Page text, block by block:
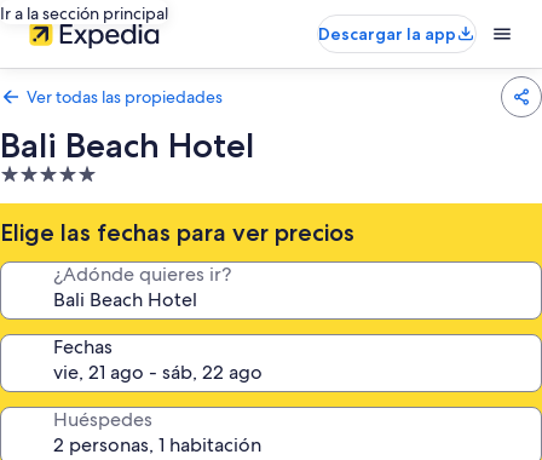
Ir a la sección principal
Descargar la app
Ver todas las propiedades
Bali Beach Hotel
Propiedad
de
5.0
estrellas
Elige las fechas para ver precios
¿Adónde quieres ir?
Fechas
Huéspedes